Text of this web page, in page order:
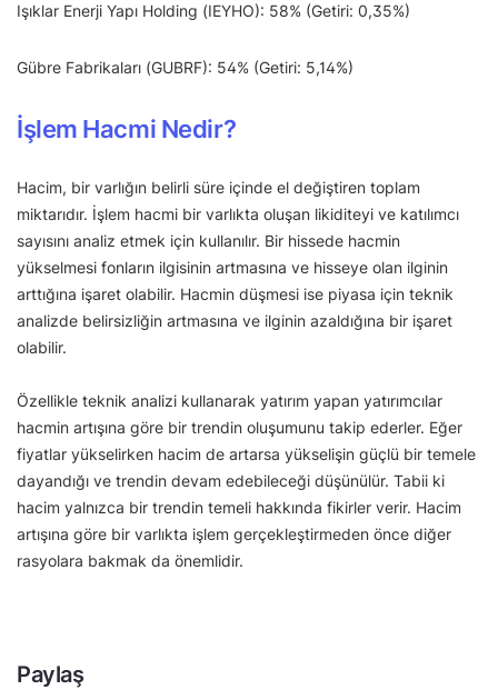
Işıklar Enerji Yapı Holding (IEYHO): 58% (Getiri: 0,35%)
Gübre Fabrikaları (GUBRF): 54% (Getiri: 5,14%)
İşlem Hacmi Nedir?
Hacim, bir varlığın belirli süre içinde el değiştiren toplam
miktarıdır. İşlem hacmi bir varlıkta oluşan likiditeyi ve katılımcı
sayısını analiz etmek için kullanılır. Bir hissede hacmin
yükselmesi fonların ilgisinin artmasına ve hisseye olan ilginin
arttığına işaret olabilir. Hacmin düşmesi ise piyasa için teknik
analizde belirsizliğin artmasına ve ilginin azaldığına bir işaret
olabilir.
Özellikle teknik analizi kullanarak yatırım yapan yatırımcılar
hacmin artışına göre bir trendin oluşumunu takip ederler. Eğer
fiyatlar yükselirken hacim de artarsa yükselişin güçlü bir temele
dayandığı ve trendin devam edebileceği düşünülür. Tabii ki
hacim yalnızca bir trendin temeli hakkında fikirler verir. Hacim
artışına göre bir varlıkta işlem gerçekleştirmeden önce diğer
rasyolara bakmak da önemlidir.
Paylaş